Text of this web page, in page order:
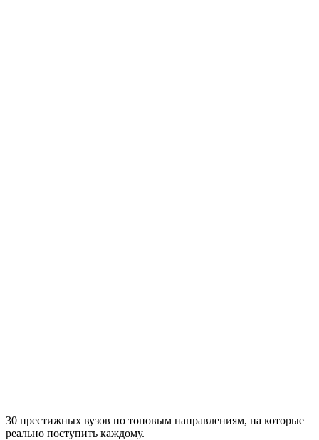
30 престижных вузов по топовым направлениям, на которые
реально поступить каждому.